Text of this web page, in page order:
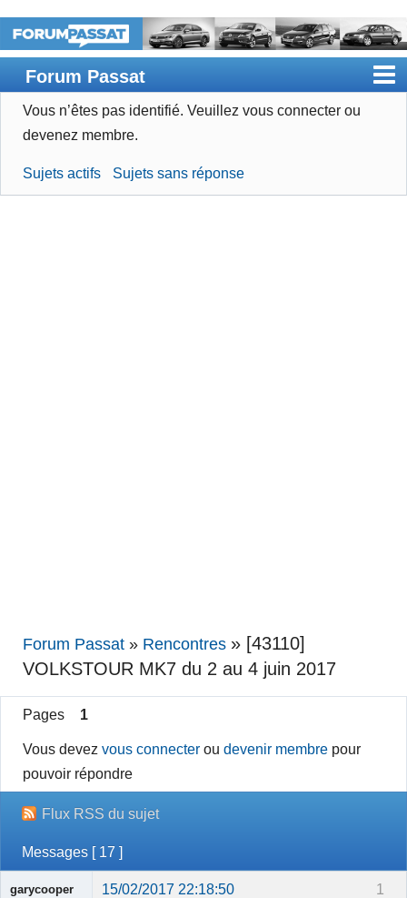
Forum Passat
Accueil
Devenir membre
Vous n’êtes pas identifié. Veuillez vous connecter ou
devenez membre.
Sujets actifs Sujets sans réponse
Forum Passat » Rencontres » [43110]
VOLKSTOUR MK7 du 2 au 4 juin 2017
Pages 1
Vous devezvous connecter oudevenir membre pour
pouvoir répondre
Flux RSS du sujet
Messages [ 17 ]
1
garycooper 15/02/2017 22:18:50